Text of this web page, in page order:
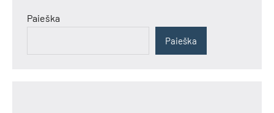
Paieška
Paieška